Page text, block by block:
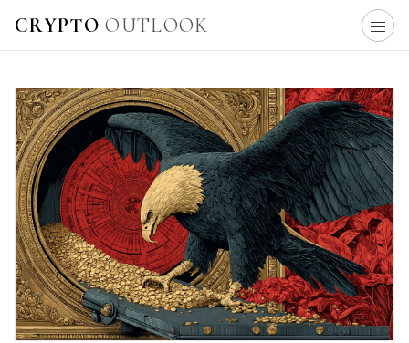
CRYPTOOUTLOOK